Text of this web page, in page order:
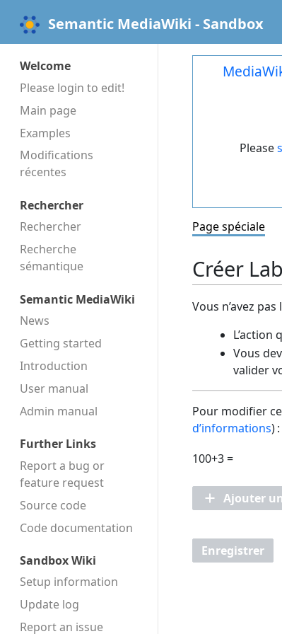
Semantic MediaWiki - Sandbox
Welcome
Please login to edit!
Main page
Examples
Modifications
récentes
Rechercher
Rechercher
Recherche
sémantique
Semantic MediaWiki
News
Getting started
Introduction
User manual
Admin manual
Further Links
Report a bug or
feature request
Source code
Code docu­mentation
Sandbox Wiki
Setup information
Update log
Report an issue
Please
Page spéciale
Créer
Vous n’avez
L’action
Vous
valider
Pour modifier
d’informations) :
100+3 =
Ajouter
Enregistrer